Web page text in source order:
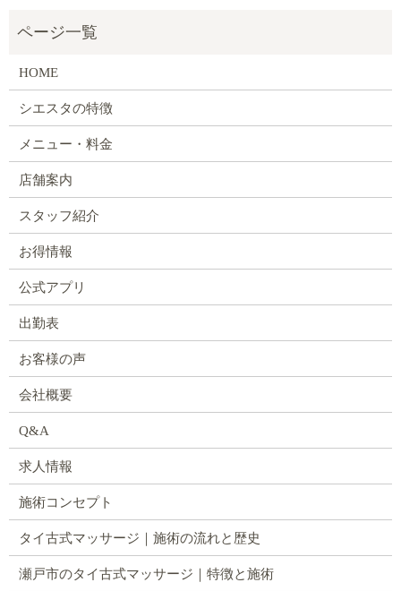
HOME
シエスタの特徴
メニュー・料金
店舗案内
スタッフ紹介
お得情報
公式アプリ
出勤表
お客様の声
会社概要
Q&A
求人情報
施術コンセプト
タイ古式マッサージ｜施術の流れと歴史
瀬戸市のタイ古式マッサージ｜特徴と施術